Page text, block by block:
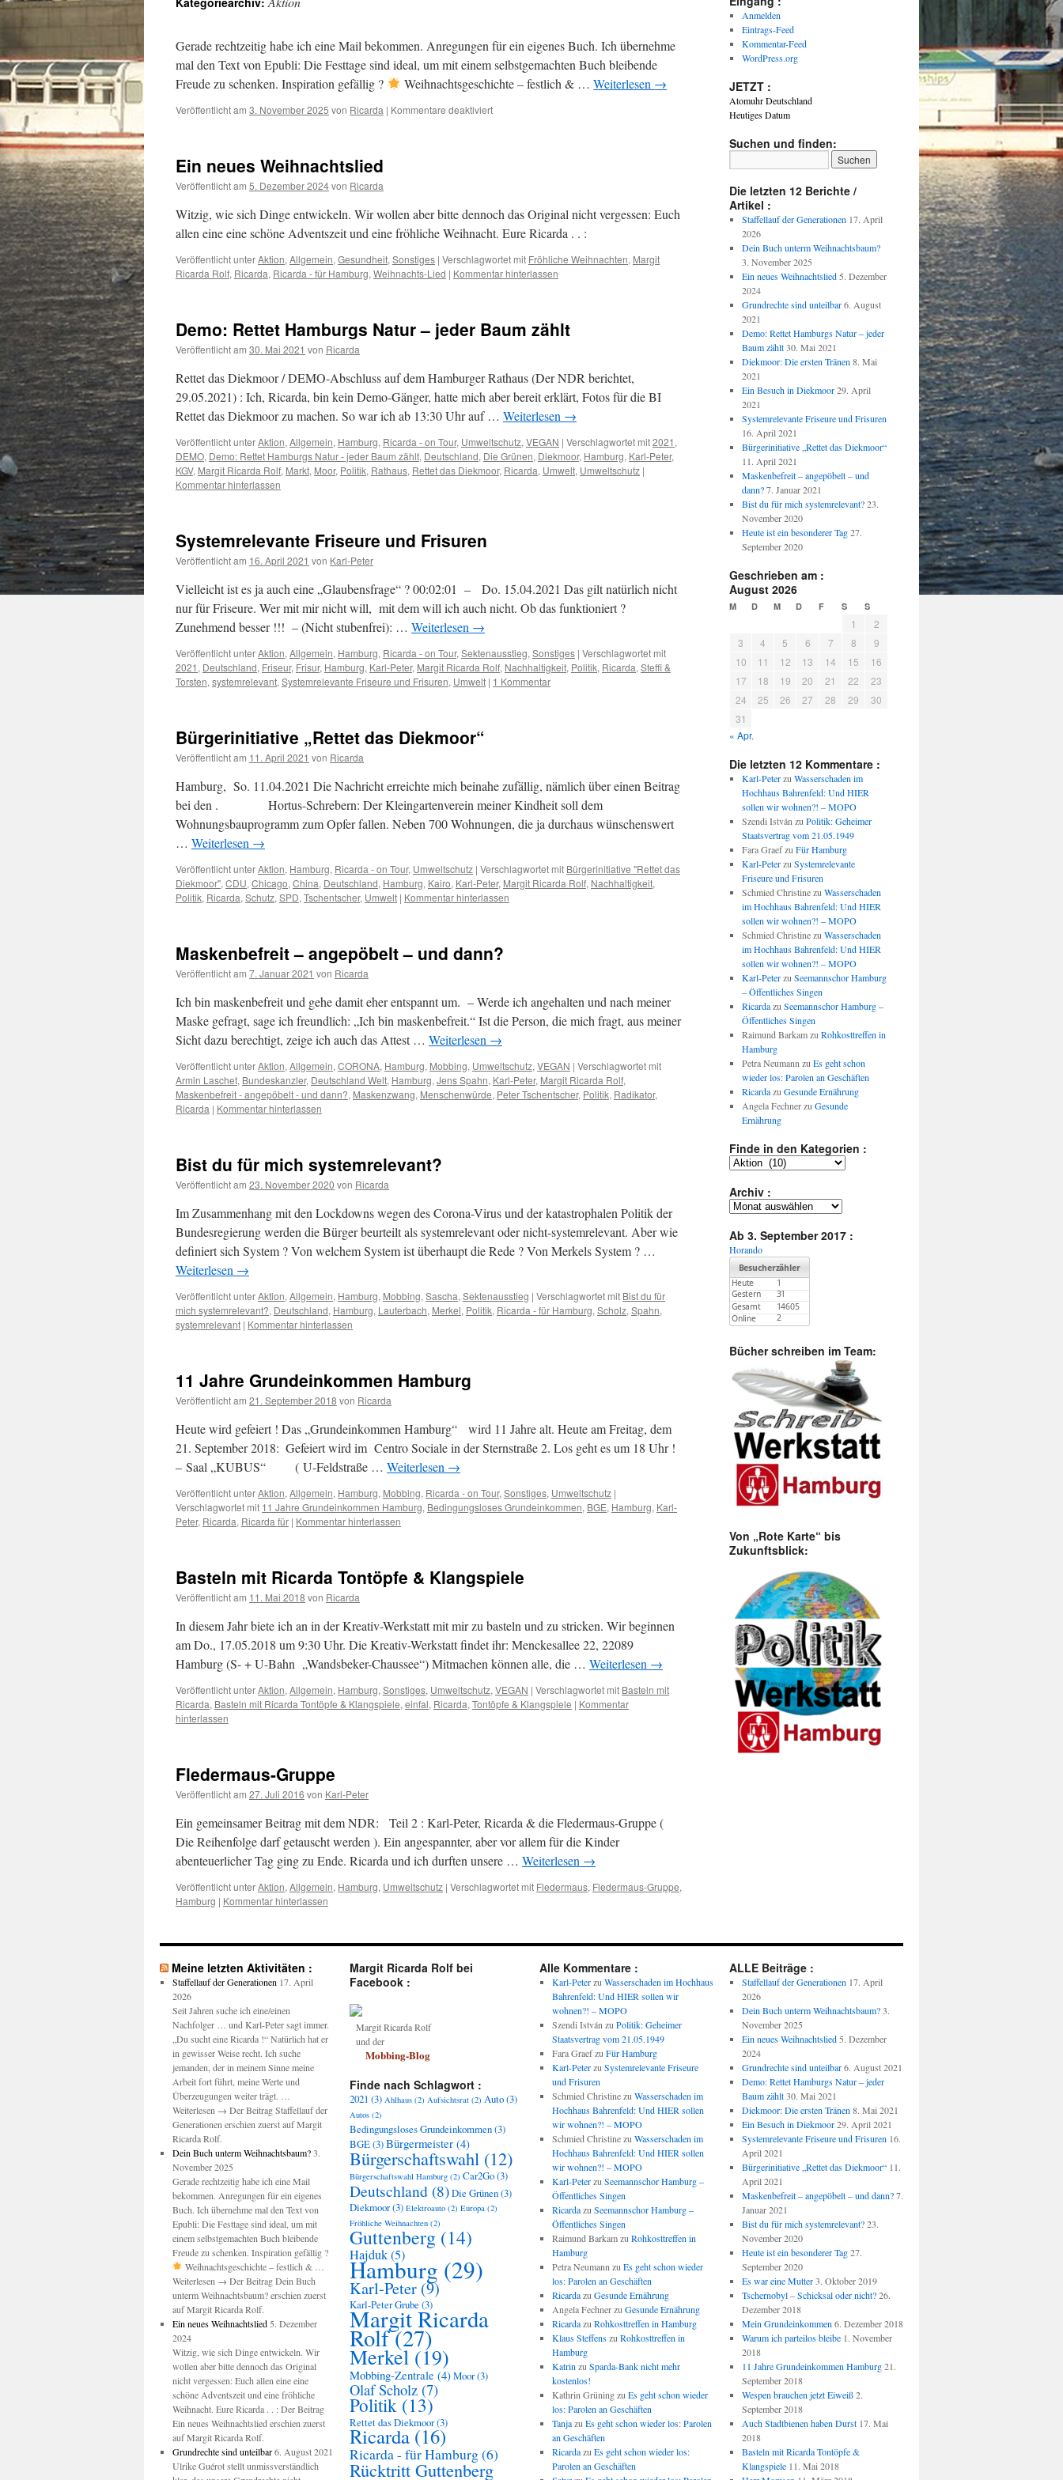
Gerade rechtzeitig habe ich eine Mail bekommen. Anregungen für ein eigenes Buch. Ich übernehme
mal den Text von Epubli: Die Festtage sind ideal, um mit einem selbstgemachten Buch bleibende
Freude zu schenken. Inspiration gefällig ?
Weihnachtsgeschichte – festlich & …Weiterlesen →
Veröffentlicht am 3. November 2025 von Ricarda | Kommentare deaktiviertfür
Ein neues Weihnachtslied
Veröffentlicht am 5. Dezember 2024von Ricarda
Witzig, wie sich Dinge entwickeln. Wir wollen aber bitte dennoch das Original nicht vergessen: Euch
allen eine eine schöne Adventszeit und eine fröhliche Weihnacht. Eure Ricarda . . :
Veröffentlicht unterAktion, Allgemein, Gesundheit, Sonstiges | Verschlagwortet mit Fröhliche Weihnachten, Margit
Ricarda Rolf, Ricarda, Ricarda - für Hamburg, Weihnachts-Lied | Kommentar hinterlassen
Demo: Rettet Hamburgs Natur – jeder Baum zählt
Veröffentlicht am 30. Mai 2021 von Ricarda
Rettet das Diekmoor / DEMO-Abschluss auf dem Hamburger Rathaus (Der NDR berichtet,
29.05.2021) : Ich, Ricarda, bin kein Demo-Gänger, hatte mich aber bereit erklärt, Fotos für die BI
Rettet das Diekmoor zu machen. So war ich ab 13:30 Uhr auf … Weiterlesen →
Veröffentlicht unterAktion, Allgemein, Hamburg, Ricarda - on Tour, Umweltschutz, VEGAN | Verschlagwortet mit2021 ,
DEMO, Demo: Rettet Hamburgs Natur - jeder Baum zählt, Deutschland, Die Grünen, Diekmoor, Hamburg, Karl-Peter,
KGV, Margit Ricarda Rolf, Markt, Moor, Politik, Rathaus, Rettet das Diekmoor, Ricarda, Umwelt, Umweltschutz |
Kommentar hinterlassen
Systemrelevante Friseure und Frisuren
Veröffentlicht am 16. April 2021 von Karl-Peter
Vielleicht ist es ja auch eine „Glaubensfrage“ ? 00:02:01 – Do. 15.04.2021 Das gilt natürlich nicht
nur für Friseure. Wer mit mir nicht will, mit dem will ich auch nicht. Ob das funktioniert ?
Zunehmend besser !!! – (Nicht stubenfrei): … Weiterlesen →
Veröffentlicht unterAktion, Allgemein, Hamburg, Ricarda - on Tour, Sektenausstieg, Sonstiges | Verschlagwortet mit
2021 , Deutschland, Friseur, Frisur, Hamburg, Karl-Peter, Margit Ricarda Rolf, Nachhaltigkeit, Politik, Ricarda, Steffi &
Torsten, systemrelevant, Systemrelevante Friseure und Frisuren, Umwelt | 1 Kommentar
Bürgerinitiative „Rettet das Diekmoor“
Veröffentlicht am 11. April 2021 von Ricarda
Hamburg, So. 11.04.2021 Die Nachricht erreichte mich beinahe zufällig, nämlich über einen Beitrag
bei den . Hortus-Schrebern: Der Kleingartenverein meiner Kindheit soll dem
Wohnungsbauprogramm zum Opfer fallen. Neben 700 Wohnungen, die ja durchaus wünschenswert
… Weiterlesen →
Veröffentlicht unterAktion, Hamburg, Ricarda - on Tour, Umweltschutz | Verschlagwortet mit Bürgerinitiative "Rettet das
Diekmoor", CDU, Chicago, China, Deutschland, Hamburg, Kairo, Karl-Peter, Margit Ricarda Rolf, Nachhaltigkeit,
Politik, Ricarda, Schutz, SPD, Tschentscher, Umwelt | Kommentar hinterlassen
Maskenbefreit – angepöbelt – und dann?
Veröffentlicht am 7. Januar 2021 von Ricarda
Ich bin maskenbefreit und gehe damit eher entspannt um. – Werde ich angehalten und nach meiner
Maske gefragt, sage ich freundlich: „Ich bin maskenbefreit.“ Ist die Person, die mich fragt, aus meiner
Sicht dazu berechtigt, zeige ich auch das Attest … Weiterlesen →
Veröffentlicht unterAktion, Allgemein, CORONA, Hamburg, Mobbing, Umweltschutz, VEGAN | Verschlagwortet mit
Armin Laschet, Bundeskanzler, Deutschland Welt, Hamburg, Jens Spahn, Karl-Peter, Margit Ricarda Rolf,
Maskenbefreit - angepöbelt - und dann?, Maskenzwang, Menschenwürde, Peter Tschentscher, Politik, Radikator,
Ricarda | Kommentar hinterlassen
Bist du für mich systemrelevant?
Veröffentlicht am 23. November 2020 von Ricarda
Im Zusammenhang mit den Lockdowns wegen des Corona-Virus und der katastrophalen Politik der
Bundesregierung werden die Bürger beurteilt als systemrelevant oder nicht-systemrelevant. Aber wie
definiert sich System ? Von welchem System ist überhaupt die Rede ? Von Merkels System ? …
Weiterlesen →
Veröffentlicht unterAktion, Allgemein, Hamburg, Mobbing, Sascha, Sektenausstieg | Verschlagwortet mit Bist du für
mich systemrelevant?, Deutschland, Hamburg, Lauterbach, Merkel, Politik, Ricarda - für Hamburg, Scholz, Spahn,
systemrelevant | Kommentar hinterlassen
11 Jahre Grundeinkommen Hamburg
Veröffentlicht am 21. September 2018 von Ricarda
Heute wird gefeiert ! Das „Grundeinkommen Hamburg“ wird 11 Jahre alt. Heute am Freitag, dem
21. September 2018: Gefeiert wird im Centro Sociale in der Sternstraße 2. Los geht es um 18 Uhr !
– Saal „KUBUS“ ( U-Feldstraße … Weiterlesen →
Veröffentlicht unterAktion, Allgemein, Hamburg, Mobbing, Ricarda - on Tour, Sonstiges, Umweltschutz |
Verschlagwortet mit 11 Jahre Grundeinkommen Hamburg, Bedingungsloses Grundeinkommen, BGE, Hamburg, Karl-
Peter, Ricarda, Ricarda für | Kommentar hinterlassen
Basteln mit Ricarda Tontöpfe & Klangspiele
Veröffentlicht am 11. Mai 2018 von Ricarda
In diesem Jahr biete ich an in der Kreativ-Werkstatt mit mir zu basteln und zu stricken. Wir beginnen
am Do., 17.05.2018 um 9:30 Uhr. Die Kreativ-Werkstatt findet ihr: Menckesallee 22, 22089
Hamburg (S- + U-Bahn „Wandsbeker-Chaussee“) Mitmachen können alle, die … Weiterlesen →
Veröffentlicht unterAktion, Allgemein, Hamburg, Sonstiges, Umweltschutz, VEGAN | Verschlagwortet mit Basteln mit
Ricarda, Basteln mit Ricarda Tontöpfe & Klangspiele, einfal, Ricarda, Tontöpfe & Klangspiele | Kommentar
hinterlassen
Fledermaus-Gruppe
Veröffentlicht am 27. Juli 2016 von Karl-Peter
Ein gemeinsamer Beitrag mit dem NDR: Teil 2 : Karl-Peter, Ricarda & die Fledermaus-Gruppe (
Die Reihenfolge darf getauscht werden ). Ein angespannter, aber vor allem für die Kinder
abenteuerlicher Tag ging zu Ende. Ricarda und ich durften unsere … Weiterlesen →
Veröffentlicht unterAktion, Allgemein, Hamburg, Umweltschutz | Verschlagwortet mit Fledermaus, Fledermaus-Gruppe,
Hamburg | Kommentar hinterlassen
Anmelden
Eintrags-Feed
Kommentar-Feed
WordPress.org
JETZT :
Atomuhr Deutschland
Heutiges Datum
Suchen und finden:
Die letzten 12 Berichte /
Artikel :
Staffellauf der Generationen 17. April
2026
Dein Buch unterm Weihnachtsbaum?
3. November 2025
Ein neues Weihnachtslied 5. Dezember
2024
Grundrechte sind unteilbar 6. August
2021
Demo: Rettet Hamburgs Natur – jeder
Baum zählt 30. Mai 2021
Diekmoor: Die ersten Tränen 8. Mai
2021
Ein Besuch in Diekmoor 29. April
2021
Systemrelevante Friseure und Frisuren
16. April 2021
Bürgerinitiative „Rettet das Diekmoor“
11. April 2021
Maskenbefreit – angepöbelt – und
dann? 7. Januar 2021
Bist du für mich systemrelevant? 23.
November 2020
Heute ist ein besonderer Tag 27.
September 2020
Geschrieben am :
August 2026
M D M D F S S
1
2
3
4 5 6 7 8
9
10
11 12 13 14 15
16
17
18 19 20 21 22
23
24
25 26 27 28 29
30
31
« Apr.
Die letzten 12 Kommentare :
Karl-Peterzu Wasserschaden im
Hochhaus Bahrenfeld: Und HIER
sollen wir wohnen?! – MOPO
Szendi István zu Politik: Geheimer
Staatsvertrag vom 21.05.1949
Fara Graefzu Für Hamburg
Karl-Peterzu Systemrelevante
Friseure und Frisuren
Schmied Christinezu Wasserschaden
im Hochhaus Bahrenfeld: Und HIER
sollen wir wohnen?! – MOPO
Schmied Christinezu Wasserschaden
im Hochhaus Bahrenfeld: Und HIER
sollen wir wohnen?! – MOPO
Karl-Peterzu Seemannschor Hamburg
– Öffentliches Singen
Ricardazu Seemannschor Hamburg –
Öffentliches Singen
Raimund Barkamzu Rohkosttreffen in
Hamburg
Petra Neumann zu Es geht schon
wieder los: Parolen an Geschäften
Ricardazu Gesunde Ernährung
Angela Fechnerzu Gesunde
Ernährung
Finde in den Kategorien :
Finde
den
Kategorien
Archiv :
Archiv
Ab 3. September 2017 :
Horando
Bücher schreiben im Team:
Von „Rote Karte“ bis
Zukunftsblick:
Meine letzten Aktivitäten :
Staffellauf der Generationen 17. April
2026
Seit Jahren suche ich eine/einen
Nachfolger … und Karl-Peter sagt immer.
„Du sucht eine Ricarda !“ Natürlich hat er
in gewisser Weise recht. Ich suche
jemanden, der in meinem Sinne meine
Arbeit fort führt, meine Werte und
Überzeugungen weiter trägt. …
Weiterlesen → Der Beitrag Staffellauf der
Generationen erschien zuerst auf Margit
Ricarda Rolf.
Dein Buch unterm Weihnachtsbaum? 3.
November 2025
Gerade rechtzeitig habe ich eine Mail
bekommen. Anregungen für ein eigenes
Buch. Ich übernehme mal den Text von
Epubli: Die Festtage sind ideal, um mit
einem selbstgemachten Buch bleibende
Freude zu schenken. Inspiration gefällig ?
Weihnachtsgeschichte – festlich & …
Weiterlesen → Der Beitrag Dein Buch
unterm Weihnachtsbaum? erschien zuerst
auf Margit Ricarda Rolf.
Ein neues Weihnachtslied 5. Dezember
2024
Witzig, wie sich Dinge entwickeln. Wir
wollen aber bitte dennoch das Original
nicht vergessen: Euch allen eine eine
schöne Adventszeit und eine fröhliche
Weihnacht. Eure Ricarda . . : Der Beitrag
Ein neues Weihnachtslied erschien zuerst
auf Margit Ricarda Rolf.
Grundrechte sind unteilbar 6. August 2021
Ulrike Guérot stellt unmissverständlich
Margit Ricarda Rolf bei
Facebook :
Margit Ricarda Rolf
und der
Mobbing-Blog
Finde nach Schlagwort :
2021 (3) Ahlhaus (2) Aufsichtsrat (2) Auto(3)
Autos (2)
Bedingungsloses Grundeinkommen(3)
BGE(3)Bürgermeister (4)
Bürgerschaftswahl (12)
Bürgerschaftswahl Hamburg (2) Car2Go(3)
Deutschland (8)Die Grünen(3)
Diekmoor(3) Elektroauto (2) Europa (2)
Fröhliche Weihnachten (2)
Guttenberg (14)
Hajduk(5)
Hamburg (29)
Karl-Peter (9)
Karl-Peter Grube(3)
Margit Ricarda
Rolf(27)
Merkel (19)
Mobbing-Zentrale (4)Moor(3)
Olaf Scholz (7)
Politik (13)
Rettet das Diekmoor(3)
Ricarda (16)
Ricarda - für Hamburg(6)
Rücktritt Guttenberg
Alle Kommentare :
Karl-Peterzu Wasserschaden im Hochhaus
Bahrenfeld: Und HIER sollen wir
wohnen?! – MOPO
Szendi István zu Politik: Geheimer
Staatsvertrag vom 21.05.1949
Fara Graefzu Für Hamburg
Karl-Peterzu Systemrelevante Friseure
und Frisuren
Schmied Christinezu Wasserschaden im
Hochhaus Bahrenfeld: Und HIER sollen
wir wohnen?! – MOPO
Schmied Christinezu Wasserschaden im
Hochhaus Bahrenfeld: Und HIER sollen
wir wohnen?! – MOPO
Karl-Peterzu Seemannschor Hamburg –
Öffentliches Singen
Ricardazu Seemannschor Hamburg –
Öffentliches Singen
Raimund Barkamzu Rohkosttreffen in
Hamburg
Petra Neumann zu Es geht schon wieder
los: Parolen an Geschäften
Ricardazu Gesunde Ernährung
Angela Fechnerzu Gesunde Ernährung
Ricardazu Rohkosttreffen in Hamburg
Klaus Steffenszu Rohkosttreffen in
Hamburg
Katrin zu Sparda-Bank nicht mehr
kostenlos!
Kathrin Grüningzu Es geht schon wieder
los: Parolen an Geschäften
Tanjazu Es geht schon wieder los: Parolen
an Geschäften
Ricardazu Es geht schon wieder los:
Parolen an Geschäften
ALLE Beiträge :
Staffellauf der Generationen 17. April
2026
Dein Buch unterm Weihnachtsbaum? 3.
November 2025
Ein neues Weihnachtslied 5. Dezember
2024
Grundrechte sind unteilbar 6. August 2021
Demo: Rettet Hamburgs Natur – jeder
Baum zählt 30. Mai 2021
Diekmoor: Die ersten Tränen 8. Mai 2021
Ein Besuch in Diekmoor 29. April 2021
Systemrelevante Friseure und Frisuren 16.
April 2021
Bürgerinitiative „Rettet das Diekmoor“ 11.
April 2021
Maskenbefreit – angepöbelt – und dann? 7.
Januar 2021
Bist du für mich systemrelevant? 23.
November 2020
Heute ist ein besonderer Tag 27.
September 2020
Es war eine Mutter 3. Oktober 2019
Tschernobyl – Schicksal oder nicht? 26.
Dezember 2018
Mein Grundeinkommen 6. Dezember 2018
Warum ich parteilos bleibe 1. November
2018
11 Jahre Grundeinkommen Hamburg 21.
September 2018
Wespen brauchen jetzt Eiweiß 2.
September 2018
Auch Stadtbienen haben Durst 17. Mai
2018
Basteln mit Ricarda Tontöpfe &
Klangspiele 11. Mai 2018